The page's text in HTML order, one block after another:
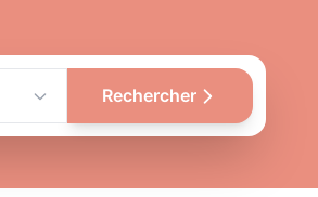
Rechercher